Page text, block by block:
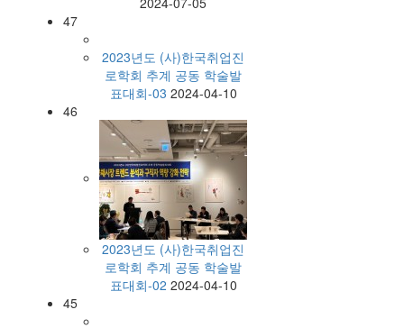
47
2023년도 (사)한국취업진
로학회 추계 공동 학술발
표대회-03 2024-04-10
46
2023년도 (사)한국취업진
로학회 추계 공동 학술발
표대회-02 2024-04-10
45